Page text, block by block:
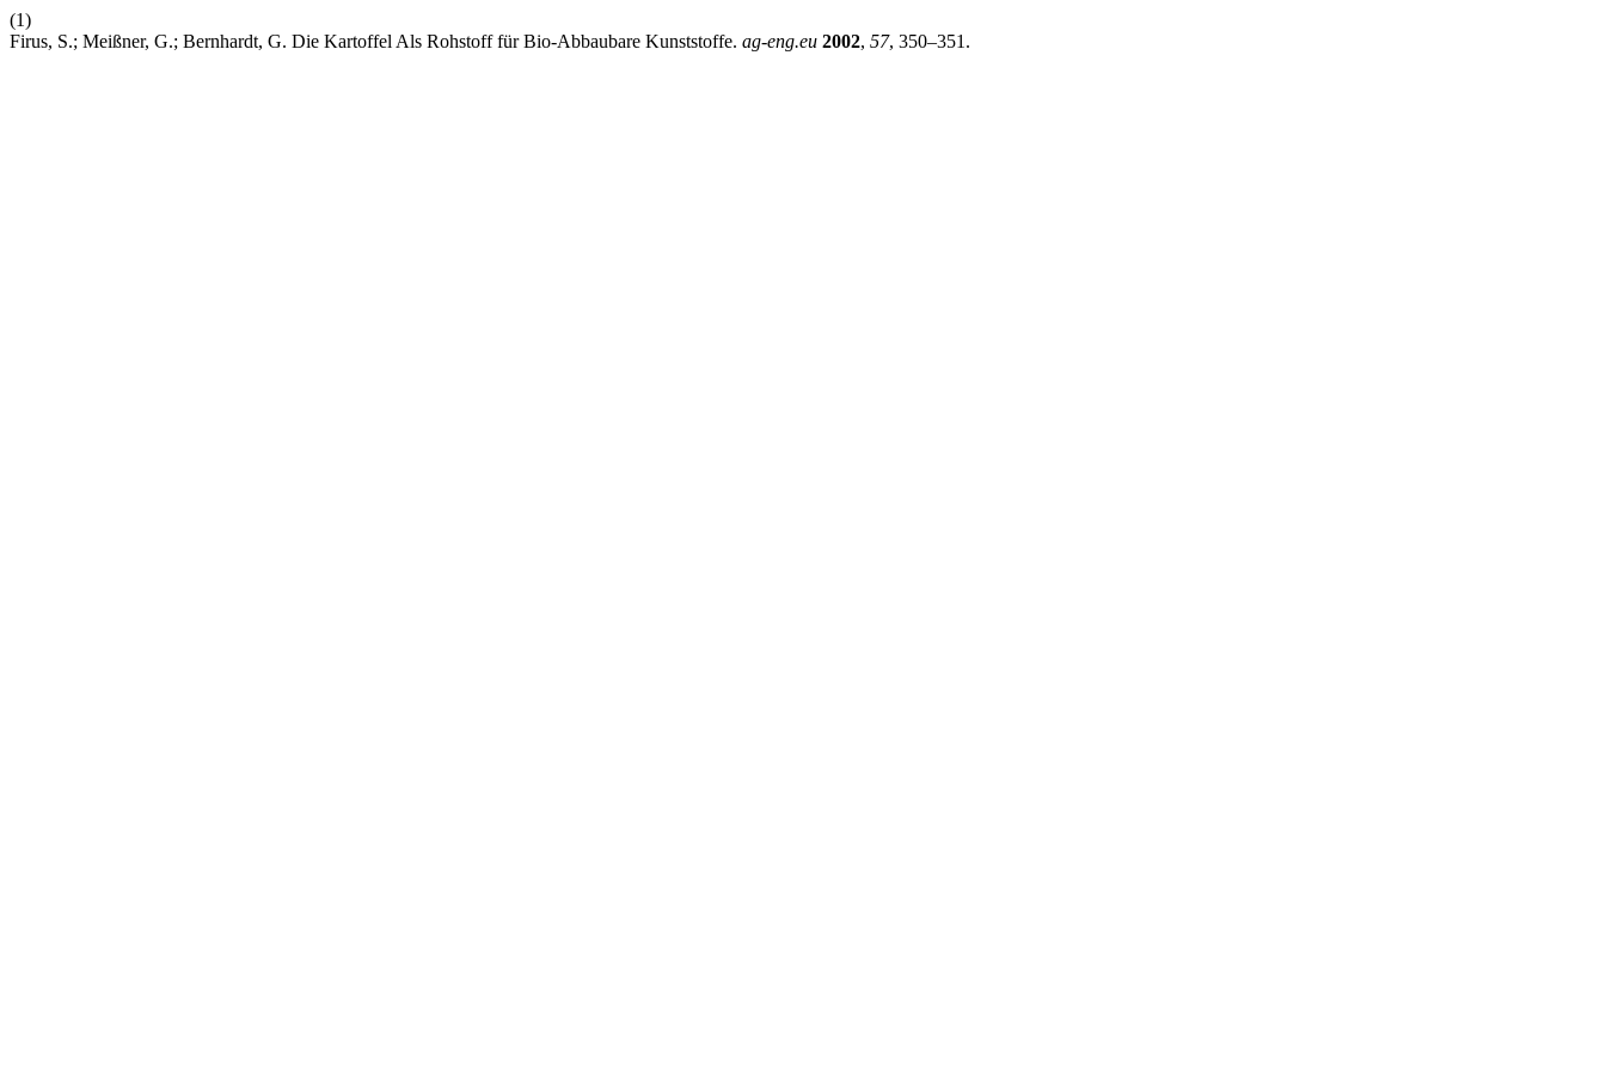
(1)
Firus, S.; Meißner, G.; Bernhardt, G. Die Kartoffel Als Rohstoff für Bio-Abbaubare Kunststoffe. ag-eng.eu 2002, 57, 350–351.